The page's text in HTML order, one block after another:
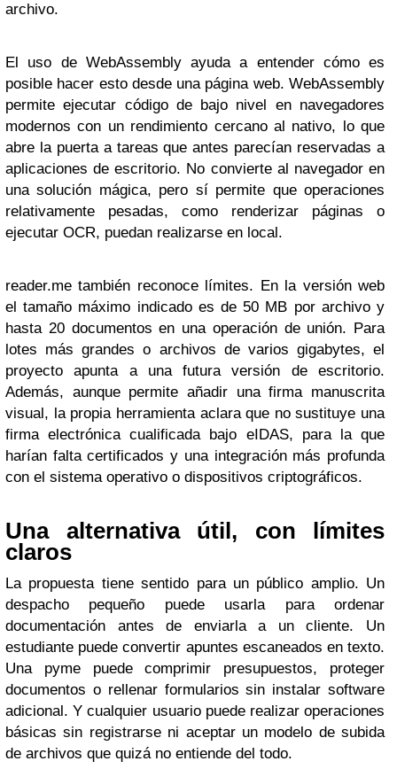
archivo.
El uso de WebAssembly ayuda a entender cómo es
posible hacer esto desde una página web. WebAssembly
permite ejecutar código de bajo nivel en navegadores
modernos con un rendimiento cercano al nativo, lo que
abre la puerta a tareas que antes parecían reservadas a
aplicaciones de escritorio. No convierte al navegador en
una solución mágica, pero sí permite que operaciones
relativamente pesadas, como renderizar páginas o
ejecutar OCR, puedan realizarse en local.
reader.me también reconoce límites. En la versión web
el tamaño máximo indicado es de 50 MB por archivo y
hasta 20 documentos en una operación de unión. Para
lotes más grandes o archivos de varios gigabytes, el
proyecto apunta a una futura versión de escritorio.
Además, aunque permite añadir una firma manuscrita
visual, la propia herramienta aclara que no sustituye una
firma electrónica cualificada bajo eIDAS, para la que
harían falta certificados y una integración más profunda
con el sistema operativo o dispositivos criptográficos.
Una alternativa útil, con límites
claros
La propuesta tiene sentido para un público amplio. Un
despacho pequeño puede usarla para ordenar
documentación antes de enviarla a un cliente. Un
estudiante puede convertir apuntes escaneados en texto.
Una pyme puede comprimir presupuestos, proteger
documentos o rellenar formularios sin instalar software
adicional. Y cualquier usuario puede realizar operaciones
básicas sin registrarse ni aceptar un modelo de subida
de archivos que quizá no entiende del todo.